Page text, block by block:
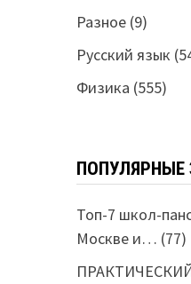
Разное(9)
Русский язык
Физика (555)
ПОПУЛЯРНЫЕ
Топ-7 школ-
Москве и… (77)